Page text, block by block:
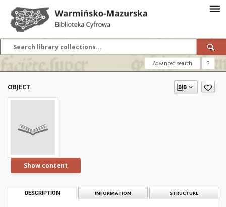
Advanced search ?
OBJECT
Show content
DESCRIPTION INFORMATION STRUCTURE